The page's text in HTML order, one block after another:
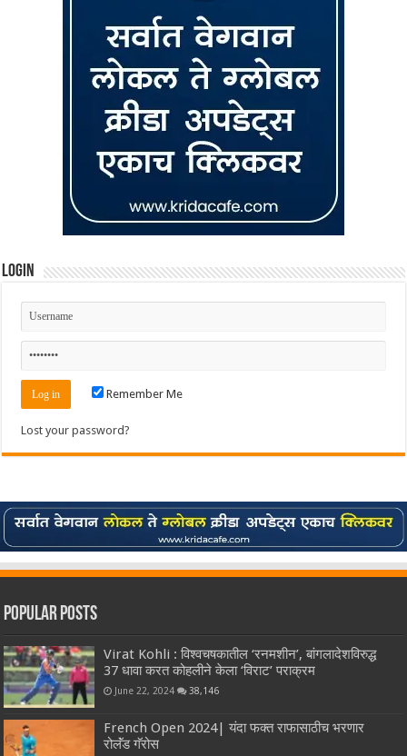
Login
Remember Me
Lost your password?
Popular Posts
Virat Kohli : विश्वचषकातील ‘रनमशीन’, बांगलादेशविरुद्ध
37 धावा करत कोहलीने केला ‘विराट’ पराक्रम
June 22, 2024 38,146
French Open 2024| यंदा फक्त राफासाठीच भरणार
रोलॅंड गॅरोस